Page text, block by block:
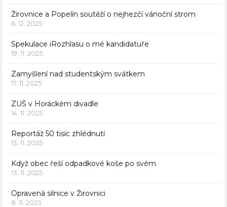
Žirovnice a Popelín soutěží o nejhezčí vánoční strom
6. 12. 2025
Spekulace iRozhlasu o mé kandidatuře
19. 11. 2025
Zamyšlení nad studentským svátkem
17. 11. 2025
ZUŠ v Horáckém divadle
14. 11. 2025
Reportáž 50 tisíc zhlédnutí
13. 11. 2025
Když obec řeší odpadkové koše po svém
13. 11. 2025
Opravená silnice v Žirovnici
8. 11. 2025